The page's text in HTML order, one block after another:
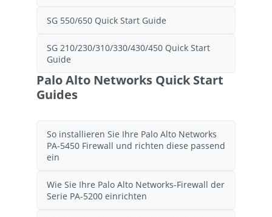
SG 550/650 Quick Start Guide
SG 210/230/310/330/430/450 Quick Start
Guide
Palo Alto Networks Quick Start
Guides
So installieren Sie Ihre Palo Alto Networks
PA-5450 Firewall und richten diese passend
ein
Wie Sie Ihre Palo Alto Networks-Firewall der
Serie PA-5200 einrichten